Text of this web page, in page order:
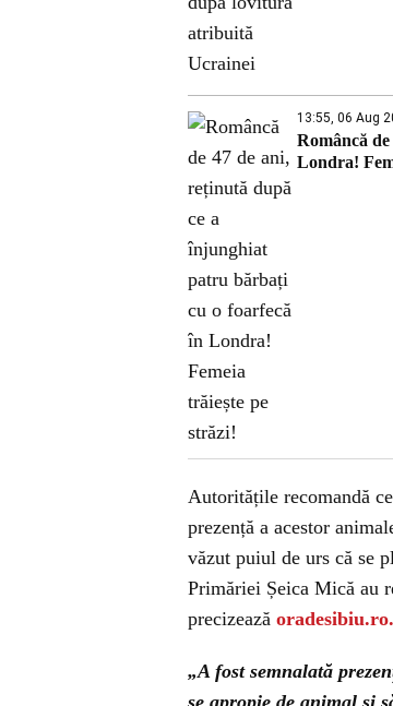
13:55, 06 Aug
Româncă
Londra!
Autoritățile recomandă
prezență a acestor
văzut puiul de urs că se
Primăriei Șeica Mică au
precizează oradesibiu.ro.
„A fost semnalată